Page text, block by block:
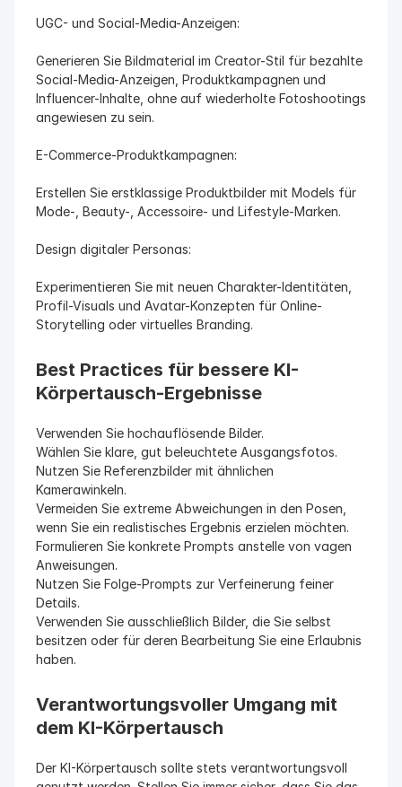
UGC- und Social-Media-Anzeigen:
Generieren Sie Bildmaterial im Creator-Stil für bezahlte
Social-Media-Anzeigen, Produktkampagnen und
Influencer-Inhalte, ohne auf wiederholte Fotoshootings
angewiesen zu sein.
E-Commerce-Produktkampagnen:
Erstellen Sie erstklassige Produktbilder mit Models für
Mode-, Beauty-, Accessoire- und Lifestyle-Marken.
Design digitaler Personas:
Experimentieren Sie mit neuen Charakter-Identitäten,
Profil-Visuals und Avatar-Konzepten für Online-
Storytelling oder virtuelles Branding.
Best Practices für bessere KI-
Körpertausch-Ergebnisse
Verwenden Sie hochauflösende Bilder.
Wählen Sie klare, gut beleuchtete Ausgangsfotos.
Nutzen Sie Referenzbilder mit ähnlichen
Kamerawinkeln.
Vermeiden Sie extreme Abweichungen in den Posen,
wenn Sie ein realistisches Ergebnis erzielen möchten.
Formulieren Sie konkrete Prompts anstelle von vagen
Anweisungen.
Nutzen Sie Folge-Prompts zur Verfeinerung feiner
Details.
Verwenden Sie ausschließlich Bilder, die Sie selbst
besitzen oder für deren Bearbeitung Sie eine Erlaubnis
haben.
Verantwortungsvoller Umgang mit
dem KI-Körpertausch
Der KI-Körpertausch sollte stets verantwortungsvoll